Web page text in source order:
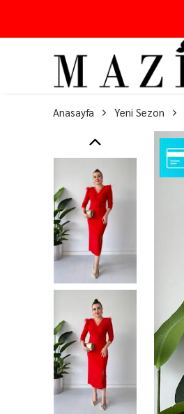
Anasayfa Yeni Sezon